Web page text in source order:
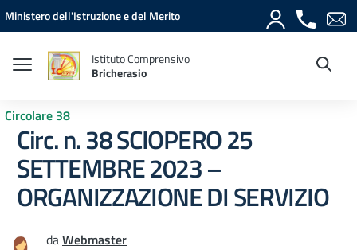
Vai ai contenuti
Vai al menu di navigazione
Vai al footer
Ministero dell'Istruzione e del Merito
Istituto Comprensivo
Bricherasio
Circolare 38
Circ. n. 38 SCIOPERO 25
SETTEMBRE 2023 –
ORGANIZZAZIONE DI SERVIZIO
daWebmaster